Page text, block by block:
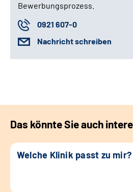
Bewerbungsprozess.
0921 607-0
Nachricht schreiben
Das könnte Sie auch
Welche Klinik passt zu mir?